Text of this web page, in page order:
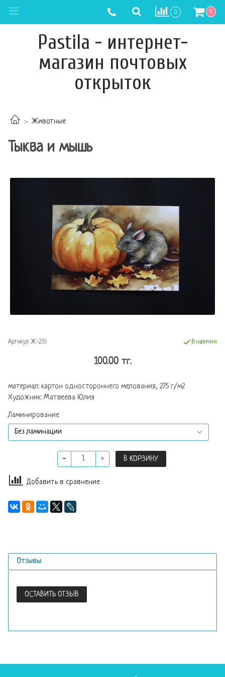
0 0
Pastila - интернет-
магазин почтовых
открыток
Животные
Тыква и мышь
Артикул: Ж-235 В наличии
100.00 тг.
материал: картон одностороннего мелования, 275 г/м2
Художник: Матвеева Юлия
Ламинирование
В КОРЗИНУ
Добавить в сравнение
Отзывы
ОСТАВИТЬ ОТЗЫВ